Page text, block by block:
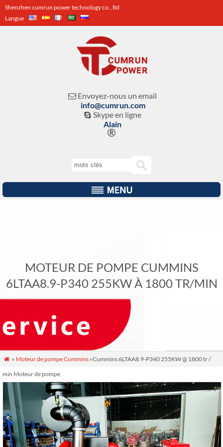
Shenzhen cumrun power technology co., ltd
Langue
 Envoyez-nous un email
info@cumrun.com
 Skype en ligne
Alain

MOTEUR DE POMPE CUMMINS
6LTAA8.9-P340 255KW À 1800 TR/MIN
 » Moteur de pompe Cummins»Cummins 6LTAA8.9-P340 255KW @ 1800 tr /
min Moteur de pompe